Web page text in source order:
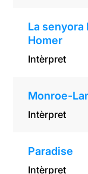
La
Homer
Intèrpret
Monroe-
Intèrpret
Paradise
Intèrpret